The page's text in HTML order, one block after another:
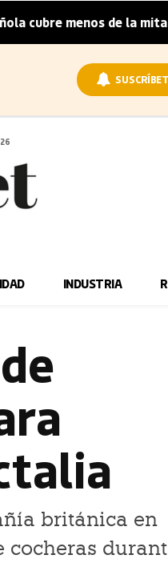
de la mitad del
INDUSTRIA
británica en
cocheras